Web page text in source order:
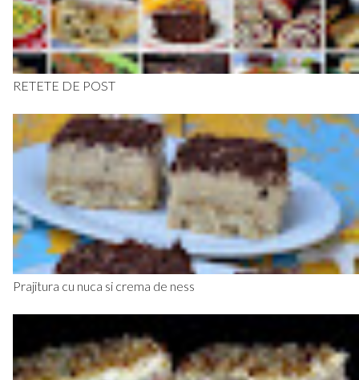
RETETE DE POST
Prajitura cu nuca si crema de ness